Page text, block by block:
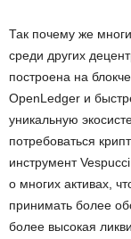
Так почему же
среди других
построена на
OpenLedger и
уникальную
потребоваться
инструмент
о многих активах,
принимать более
более высокая